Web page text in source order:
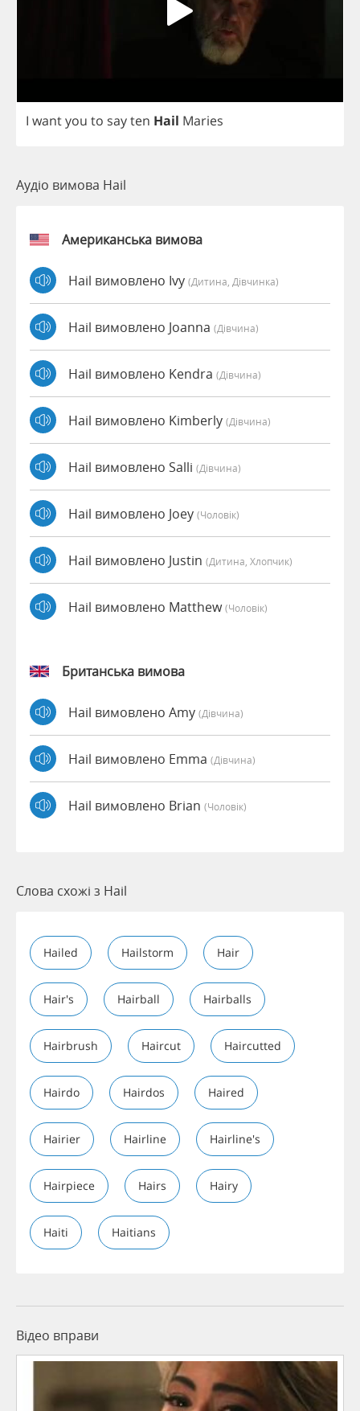
I wantyou to sayten Hail Maries
Аудіо вимова Hail
Американська вимова
Hail вимовлено Ivy (дитина, Дівчинка)
Hail вимовлено Joanna (дівчина)
Hail вимовлено Kendra (дівчина)
Hail вимовлено Kimberly (дівчина)
Hail вимовлено Salli (дівчина)
Hail вимовлено Joey (чоловік)
Hail вимовлено Justin (дитина, Хлопчик)
Hail вимовлено Matthew(чоловік)
Британська вимова
Hail вимовлено Amy (дівчина)
Hail вимовлено Emma (дівчина)
Hail вимовлено Brian (чоловік)
Слова схожі з Hail
Hailed Hailstorm Hair
Hair's Hairball Hairballs
Hairbrush Haircut Haircutted
Hairdo Hairdos Haired
Hairier Hairline Hairline's
Hairpiece Hairs Hairy
Haiti Haitians
Відео вправи